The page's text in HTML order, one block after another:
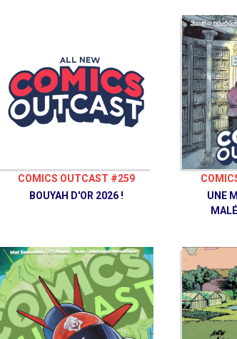
COMICS OUTCAST #259
BOUYAH D'OR 2026 !
UNE